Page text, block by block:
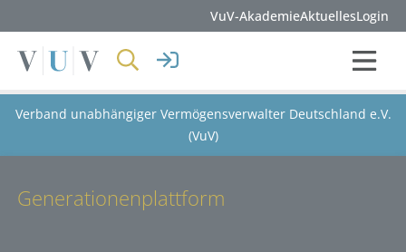
VuV-AkademieAktuellesLogin
Verband unabhängiger Vermögensverwalter Deutschland e.V.
(VuV)
Generationenplattform